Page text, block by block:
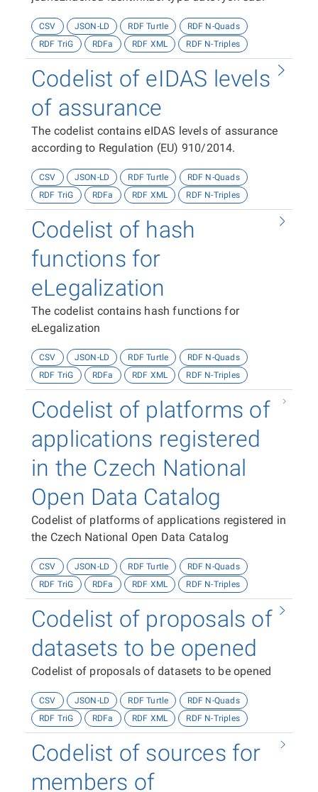
CSV JSON-LD RDF Turtle
RDF N-Quads
RDF TriG
RDFa RDF XML RDF N-Triples
Codelist of eIDAS levels
of assurance
The codelist contains eIDAS levels of assurance
according to Regulation (EU) 910/2014.
CSV JSON-LD RDF Turtle
RDF N-Quads
RDF TriG
RDFa RDF XML RDF N-Triples
Codelist of hash
functions for
eLegalization
The codelist contains hash functions for
eLegalization
CSV JSON-LD RDF Turtle
RDF N-Quads
RDF TriG
RDFa RDF XML RDF N-Triples
Codelist of platforms of
applications registered
in the Czech National
Open Data Catalog
Codelist of platforms of applications registered in
the Czech National Open Data Catalog
CSV JSON-LD RDF Turtle
RDF N-Quads
RDF TriG
RDFa RDF XML RDF N-Triples
Codelist of proposals of
datasets to be opened
Codelist of proposals of datasets to be opened
CSV JSON-LD RDF Turtle
RDF N-Quads
RDF TriG
RDFa RDF XML RDF N-Triples
Codelist of sources for
members of